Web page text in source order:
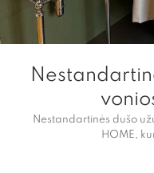
Nestandartinės dušo
HOME,